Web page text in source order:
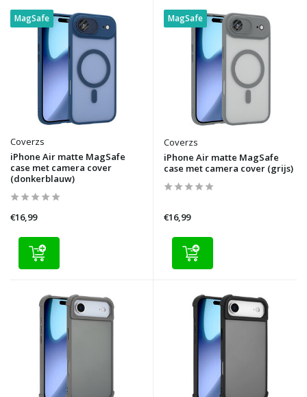
MagSafe
Coverzs
iPhone Air matte MagSafe
case met camera cover
(donkerblauw)
€16,99
MagSafe
Coverzs
iPhone Air matte MagSafe
case met camera cover (grijs)
€16,99